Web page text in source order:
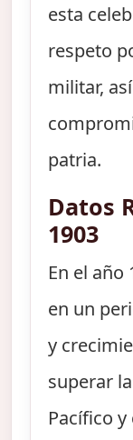
esta
respeto
militar,
patria.
Datos
1903
En el año
en un
y
superar
Pacífico